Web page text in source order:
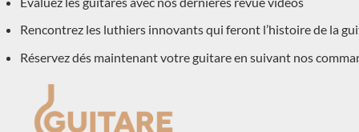
Michael Cadiz
Andreas Kirmse
Rencontrez les luthiers innovants qui feront l’histoire de la
Réservez dés maintenant votre guitare en suivant nos